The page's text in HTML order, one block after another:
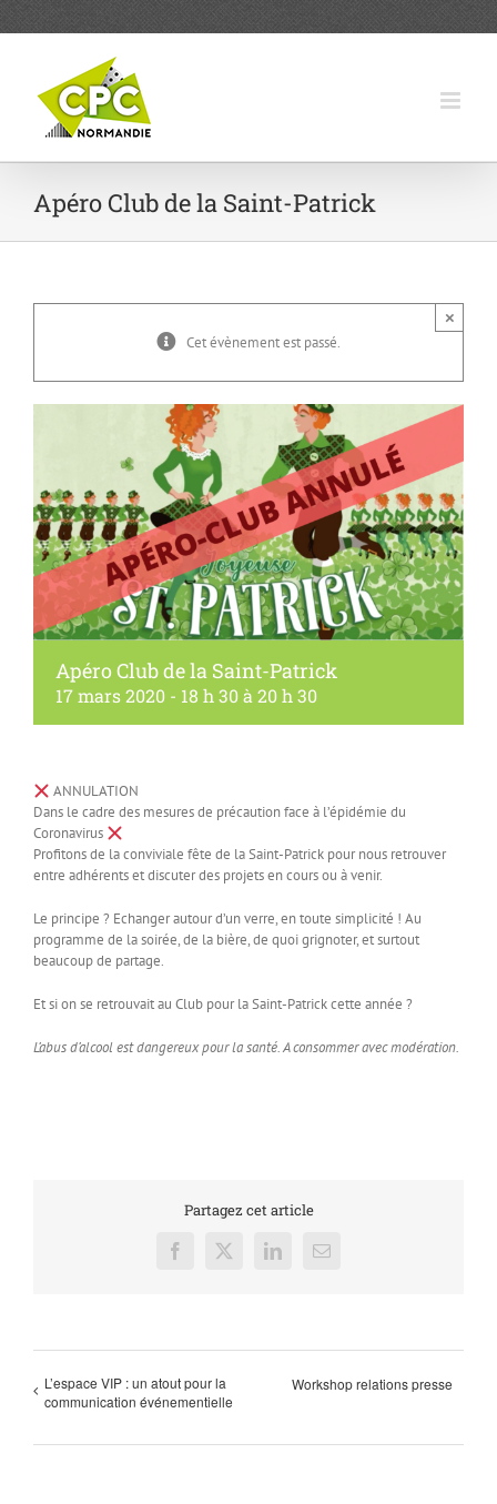
Apéro Club de la Saint-Patrick
Cet évènement est passé.
×
Apéro Club de la Saint-Patrick
17 mars 2020 - 18 h 30à20 h 30
ANNULATION
Dans le cadre des mesures de précaution face à l’épidémie du
Coronavirus
Profitons de la conviviale fête de la Saint-Patrick pour nous retrouver
entre adhérents et discuter des projets en cours ou à venir.
Le principe ? Echanger autour d’un verre, en toute simplicité ! Au
programme de la soirée, de la bière, de quoi grignoter, et surtout
beaucoup de partage.
Et si on se retrouvait au Club pour la Saint-Patrick cette année ?
L’abus d’alcool est dangereux pour la santé. A consommer avec modération.
Partagez cet article
Facebook
X LinkedInEmail
L’espace VIP : un atout pour la
communication événementielle
Workshop relations presse